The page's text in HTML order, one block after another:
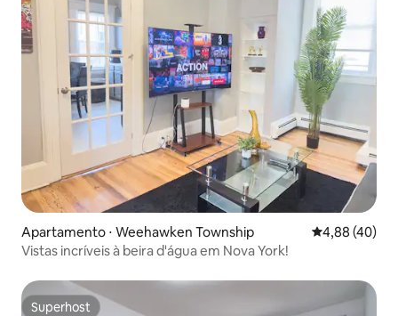
Apartamento ⋅ Weehawken Township 4,88 de uma
4,88 (40)
Vistas incríveis à beira d'água em Nova York!
Superhost